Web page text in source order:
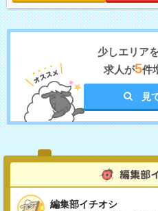
少しエリア
求人が5件
見
編集部イチオシ